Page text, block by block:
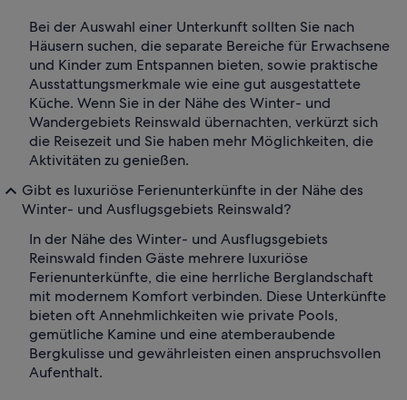
Bei der Auswahl einer Unterkunft sollten Sie nach
Häusern suchen, die separate Bereiche für Erwachsene
und Kinder zum Entspannen bieten, sowie praktische
Ausstattungsmerkmale wie eine gut ausgestattete
Küche. Wenn Sie in der Nähe des Winter- und
Wandergebiets Reinswald übernachten, verkürzt sich
die Reisezeit und Sie haben mehr Möglichkeiten, die
Aktivitäten zu genießen.
Gibt es luxuriöse Ferienunterkünfte in der Nähe des
Winter- und Ausflugsgebiets Reinswald?
In der Nähe des Winter- und Ausflugsgebiets
Reinswald finden Gäste mehrere luxuriöse
Ferienunterkünfte, die eine herrliche Berglandschaft
mit modernem Komfort verbinden. Diese Unterkünfte
bieten oft Annehmlichkeiten wie private Pools,
gemütliche Kamine und eine atemberaubende
Bergkulisse und gewährleisten einen anspruchsvollen
Aufenthalt.